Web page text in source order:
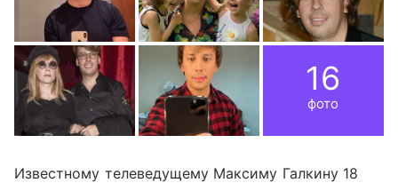
16
фото
Известному телеведущему Максиму Галкину 18